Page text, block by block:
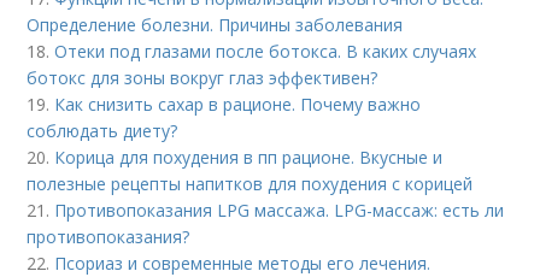
Определение болезни. Причины заболевания
18.Отеки под глазами после ботокса. В каких случаях
ботокс для зоны вокруг глаз эффективен?
19. Как снизить сахар в рационе. Почему важно
соблюдать диету?
20. Корица для похудения в пп рационе. Вкусные и
полезные рецепты напитков для похудения с корицей
21. Противопоказания LPG массажа. LPG-массаж: есть ли
противопоказания?
22. Псориаз и современные методы его лечения.